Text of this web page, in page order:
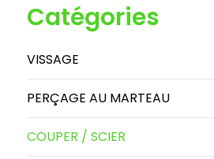
Catégories
VISSAGE
PERÇAGE AU MARTEAU
COUPER / SCIER